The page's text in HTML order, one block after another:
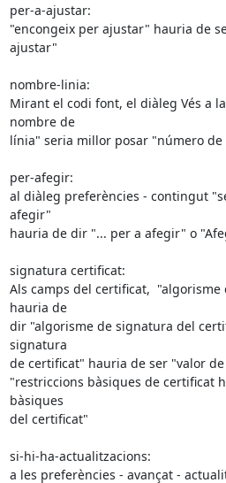
per-a-ajustar:
"encongeix per ajustar" hauria de
ajustar"
nombre-linia:
Mirant el codi font, el diàleg Vés a
nombre de
línia" seria millor posar "número
per-afegir:
al diàleg preferències - contingut
afegir"
hauria de dir "... per a afegir" o
signatura certificat:
Als camps del certificat,
hauria de
dir "algorisme de signatura del
signatura
de certificat" hauria de ser "valor
"restriccions bàsiques de certificat
bàsiques
del certificat"
si-hi-ha-actualitzacions:
a les preferències - avançat -